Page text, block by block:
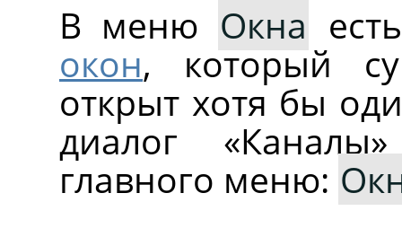
В меню Окна
окон, который
открыт хотя бы
диалог «Каналы»
главного меню: